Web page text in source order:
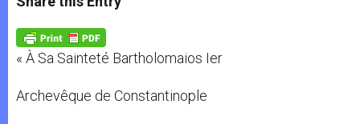
s
p
p
e
g
e
r
b
o
k
« À Sa Sainteté Bartholomaios Ier
Archevêque de Constantinople